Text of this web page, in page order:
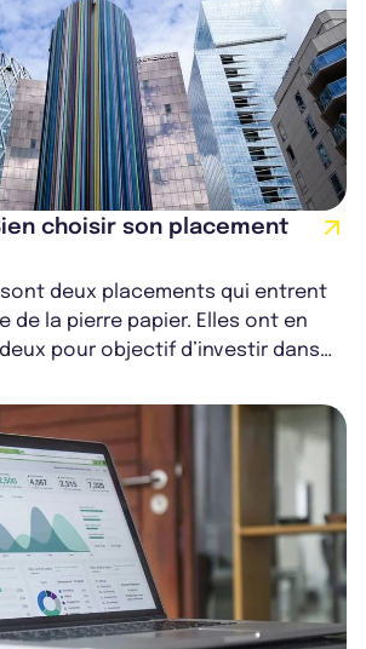
choisir son placement
sont deux placements qui entrent
de la pierre papier. Elles ont en
pour objectif d’investir dans